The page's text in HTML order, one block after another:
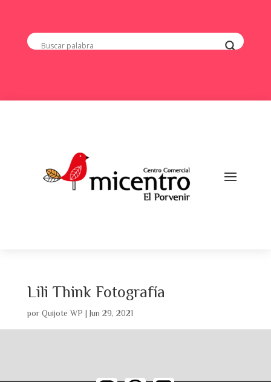
Lili Think Fotografía
por Quijote WP | Jun 29, 2021